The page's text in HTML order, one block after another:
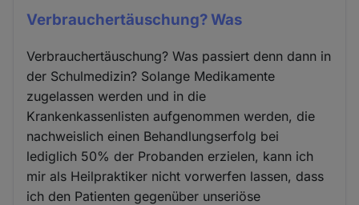
Verbrauchertäuschung? Was
Verbrauchertäuschung? Was passiert denn dann in
der Schulmedizin? Solange Medikamente
zugelassen werden und in die
Krankenkassenlisten aufgenommen werden, die
nachweislich einen Behandlungserfolg bei
lediglich 50% der Probanden erzielen, kann ich
mir als Heilpraktiker nicht vorwerfen lassen, dass
ich den Patienten gegenüber unseriöse